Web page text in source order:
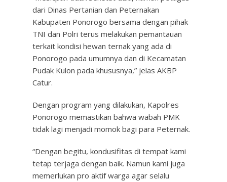
dari Dinas Pertanian dan Peternakan
Kabupaten Ponorogo bersama dengan pihak
TNI dan Polri terus melakukan pemantauan
terkait kondisi hewan ternak yang ada di
Ponorogo pada umumnya dan di Kecamatan
Pudak Kulon pada khususnya,” jelas AKBP
Catur.
Dengan program yang dilakukan, Kapolres
Ponorogo memastikan bahwa wabah PMK
tidak lagi menjadi momok bagi para Peternak.
“Dengan begitu, kondusifitas di tempat kami
tetap terjaga dengan baik. Namun kami juga
memerlukan pro aktif warga agar selalu